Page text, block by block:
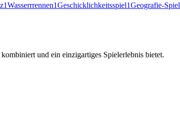
1Wasserrrennen1Geschicklichkeitsspiel1Geografie-Spiel
und ein einzigartiges Spielerlebnis bietet.